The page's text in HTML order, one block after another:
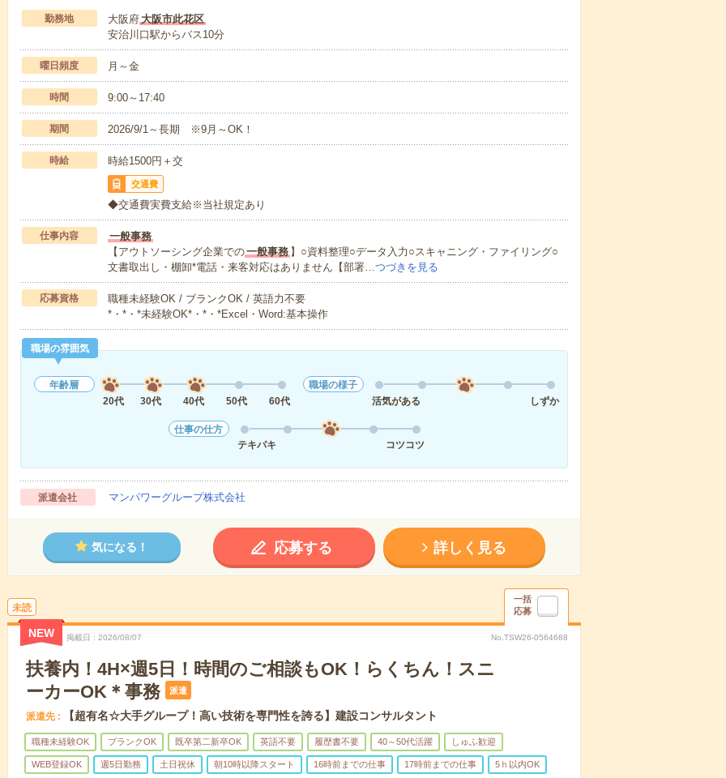
勤務地 大阪府大阪市此花区
安治川口駅からバス10分
曜日頻度 月～金
時間 9:00～17:40
期間 2026/9/1～長期 ※9月～OK！
時給 時給1500円＋交
交通費
◆交通費実費支給※当社規定あり
仕事内容
一般事務
【アウトソーシング企業での一般事務】○資料整理○データ入力○スキャニング・ファイリング○
文書取出し・棚卸*電話・来客対応はありません【部署…つづきを見る
応募資格
職種未経験OK / ブランクOK / 英語力不要
*・*・*未経験OK*・*・*Excel・Word:基本操作
職場の雰囲気
年齢層
20代
30代 40代 50代 60代
職場の様子
活気がある
しずか
仕事の仕方
テキパキ
コツコツ
派遣会社 マンパワーグループ株式会社
気になる！ 応募する 詳しく見る
未読
一括
応募
NEW 掲載日 2026/08/07 No.TSW26-0564688
扶養内！4H×週5日！時間のご相談もOK！らくちん！スニ
ーカーOK＊事務
派遣
派遣先 【超有名☆大手グループ！高い技術を専門性を誇る】建設コンサルタント
職種未経験OK ブランクOK 既卒第二新卒OK 英語不要 履歴書不要 40～50代活躍 しゅふ歓迎
WEB登録OK 週5日勤務 土日祝休 朝10時以降スタート 16時前までの仕事 17時前までの仕事 5ｈ以内OK